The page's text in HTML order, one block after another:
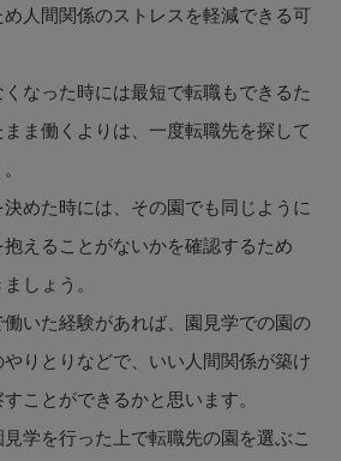
人間関係のストレスを軽減できる可
なった時には最短で転職もできるた
ま働くよりは、一度転職先を探して
めた時には、その園でも同じように
えることがないかを確認するため
しょう。
いた経験があれば、園見学での園の
りとりなどで、いい人間関係が築け
ことができるかと思います。
学を行った上で転職先の園を選ぶこ